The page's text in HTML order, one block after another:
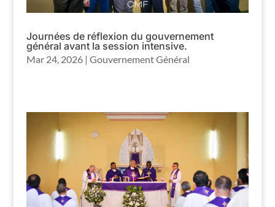
Journées de réflexion du gouvernement
général avant la session intensive.
Mar 24, 2026| Gouvernement Général